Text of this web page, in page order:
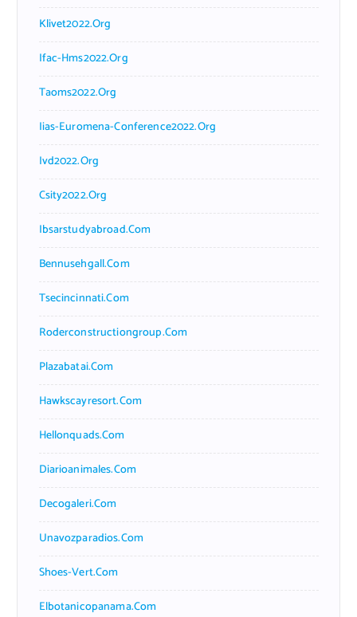
Klivet2022.org
Ifac-Hms2022.org
Taoms2022.org
Iias-Euromena-Conference2022.org
Ivd2022.org
Csity2022.org
Ibsarstudyabroad.com
Bennusehgall.com
Tsecincinnati.com
Roderconstructiongroup.com
Plazabatai.com
Hawkscayresort.com
Hellonquads.com
Diarioanimales.com
Decogaleri.com
Unavozparadios.com
Shoes-Vert.com
Elbotanicopanama.com